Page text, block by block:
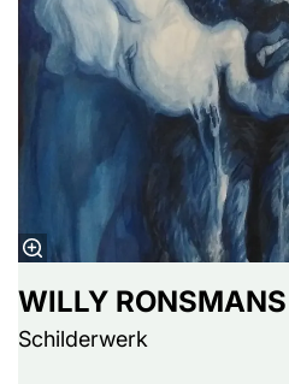
WILLY
Schilderwerk